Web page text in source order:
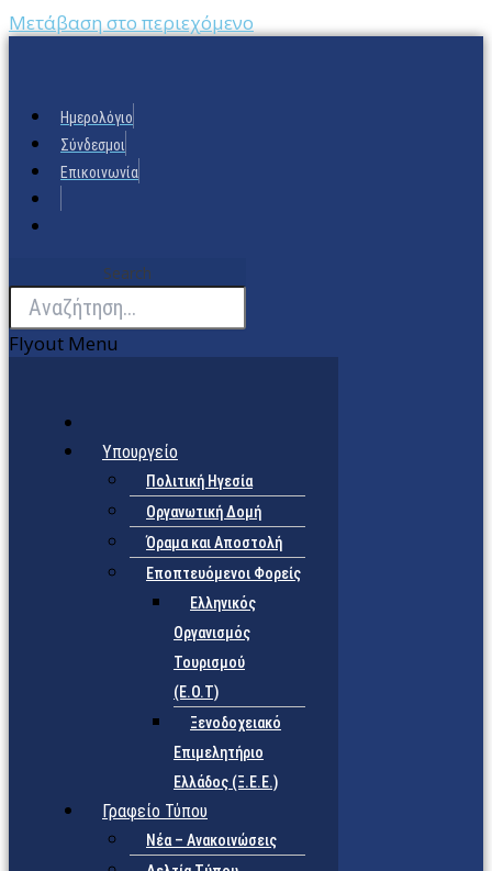
Μετάβαση στο περιεχόμενο
Ημερολόγιο
Σύνδεσμοι
Επικοινωνία
Search
Flyout Menu
Υπουργείο
Πολιτική Ηγεσία
Οργανωτική Δομή
Όραμα και Αποστολή
Εποπτευόμενοι Φορείς
Eλληνικός
Οργανισμός
Τουρισμού
(Ε.Ο.Τ)
Ξενοδοχειακό
Επιμελητήριο
Ελλάδος (Ξ.Ε.Ε.)
Γραφείο Τύπου
Νέα – Ανακοινώσεις